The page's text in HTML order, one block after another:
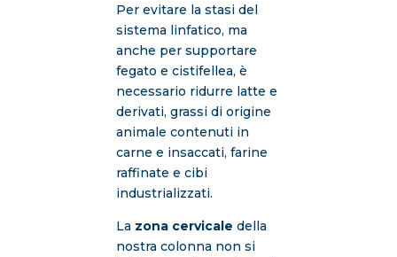
Per evitare la stasi del
sistema linfatico, ma
anche per supportare
fegato e cistifellea, è
necessario ridurre latte e
derivati, grassi di origine
animale contenuti in
carne e insaccati, farine
raffinate e cibi
industrializzati.
La zona cervicale della
nostra colonna non si